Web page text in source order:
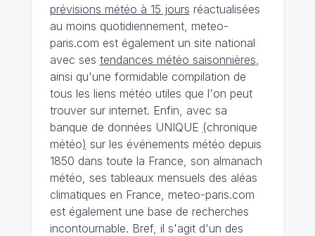
prévisions météo à 15 jours réactualisées
au moins quotidiennement, meteo-
paris.com est également un site national
avec ses tendances météo saisonnières
ainsi qu'une formidable compilation de
tous les liens météo utiles que l'on peut
trouver sur internet. Enfin, avec sa
banque de données UNIQUE (chronique
météo) sur les événements météo depuis
1850 dans toute la France, son almanach
météo, ses tableaux mensuels des aléas
climatiques en France, meteo-paris.com
est également une base de recherches
incontournable. Bref, il s'agit d'un des